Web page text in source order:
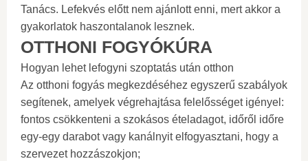
Tanács. Lefekvés előtt nem ajánlott enni, mert akkor a
gyakorlatok haszontalanok lesznek.
OTTHONI FOGYÓKÚRA
Hogyan lehet lefogyni szoptatás után otthon
Az otthoni fogyás megkezdéséhez egyszerű szabályok
segítenek, amelyek végrehajtása felelősséget igényel:
fontos csökkenteni a szokásos ételadagot, időről időre
egy-egy darabot vagy kanálnyit elfogyasztani, hogy a
szervezet hozzászokjon;